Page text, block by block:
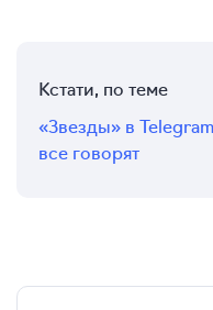
Кстати, по теме
«Звезды» в
все говорят